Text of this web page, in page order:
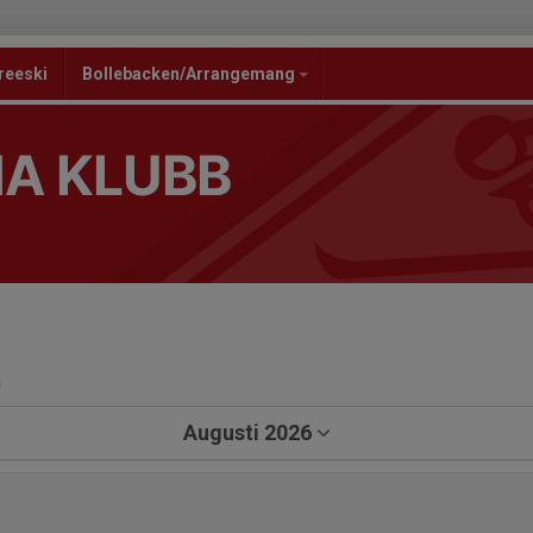
Bollebacken/Arrangemang
KLUBB
Augusti 2026